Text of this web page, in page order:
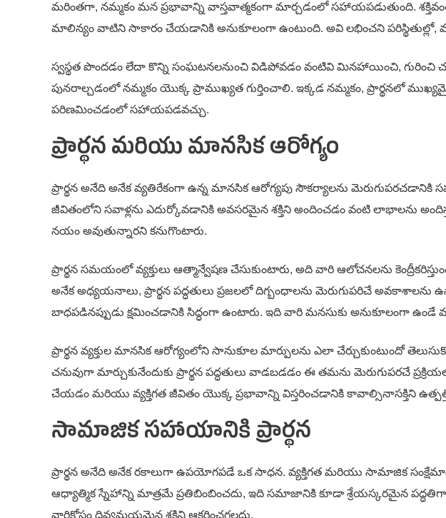
మరింతగా, నమ్మకం మన ప్రభావాన్ని వాస్తవాత్మకంగా మార్చడంలో సహాయపడుతుంది.
మాలిన్యం వాటిని సాకారం చేయడానికి అనుకూలంగా ఉంటుంది. అవి లభించని పరిస్థితుల్లో,
స్వస్థత పొందడం లేదా కొన్ని సంఘటనలనుంచి విడిపోవడం వంటివి మినహాయించి,
పునరాల్చడంలో నమ్మకం యొక్క ప్రాముఖ్యత గుర్తించాలి. ఇక్కడ నమ్మకం,
పరిణమించడంలో సహాయపడవచ్చు.
ప్రార్థన మరియు మానసిక ఆరోగ్యం
ప్రార్థన అనేది అనేక వ్యతిరేకంగా ఉన్న మానసిక ఆరోగ్యపు సౌకర్యాలను
జీవితంలోని సవాళ్లను ఎదుర్కోవడానికి అవసరమైన శక్తిని అందించడం వంటి లాభాలను
నయం అవుతున్నారని కనుగొంటారు.
ప్రార్థన సమయంలో వ్యక్తులు ఆత్మాన్వేషణ చేసుకుంటారు, అది వారి ఆలోచనలను
అనేక అధ్యయనాలు, ప్రార్థన పద్ధతులు ప్రజలలో దిగ్బంధాలను మెరుగుపరిచే
బాధపడినప్పుడు క్షమించడానికి సిద్ధంగా ఉంటారు. ఇది వారి మనసుకు అనుకూలంగా ఉండే
ప్రార్థన వ్యక్తుల మానసిక ఆరోగ్యంలోని సానుకూల మార్పులను ఎలా చేర్చుకుంటుందో
చనువుగా మార్చుకునేందుకు ప్రార్థన పద్ధతులు వాడబడడం ఈ తమను మెరుగుపరచే
చేయడం మరియు వ్యక్తిగత జీవితం యొక్క ప్రభావాన్ని విస్తరించడానికి కావాల్సినాసక్తిని
సామాజిక సహాయానికి ప్రార్థన
ప్రార్థన అనేది అనేక రకాలుగా ఉపయోగపడే ఒక సాధన. వ్యక్తిగత మరియు సామాజిక
ఆధ్యాత్మిక స్నేహాన్ని మాత్రమే ప్రతిబింబించదు, ఇది సమాజానికి కూడా శ్రేయస్కరమైన పద్ధతిగా
వారికోసం దివ్యమయమైన శక్తిని ఆకర్షించగలదు.